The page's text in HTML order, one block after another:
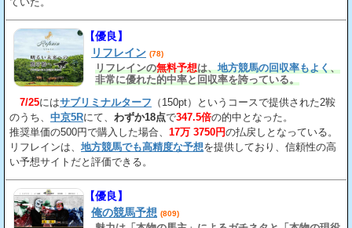
【優良】
リフレイン (78)
リフレインの無料予想は、地方競馬の回収率もよく、
非常に優れた的中率と回収率を誇っている。
7/25にはサブリミナルターフ （150pt）というコースで提供された2鞍
のうち、 中京5Rにて、 わずか18点で347.5倍の的中となった。
推奨単価の500円で購入した場合、 17万 3750円の払戻しとなっている。
リフレインは、 地方競馬でも高精度な予想を提供しており、信頼性の高
い予想サイトだと評価できる。
【優良】
俺の競馬予想 (809)